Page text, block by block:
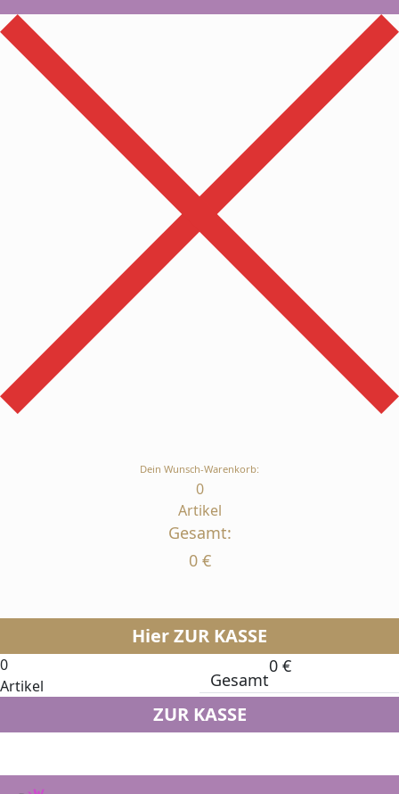
Dein Wunsch-Warenkorb:
0
Artikel
Gesamt:
0 €
Hier ZUR KASSE
0
Artikel
Gesamt
0 €
ZUR KASSE